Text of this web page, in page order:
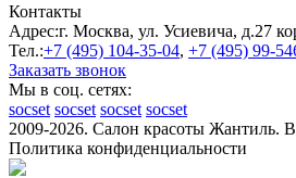
Контакты
Адрес:г. Москва, ул. Усиевича, д.27
Тел.:+7 (495) 104-35-04, +7 (495) 99-
Заказать звонок
Мы в соц. сетях:
socset socset socset socset
2009-2026. Салон красоты Жантиль.
Политика конфиденциальности